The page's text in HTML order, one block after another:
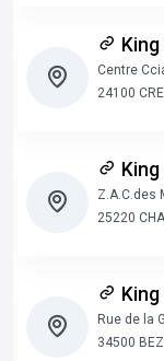
Centre
24100
Z.A.C.des
25220
Rue de la
34500